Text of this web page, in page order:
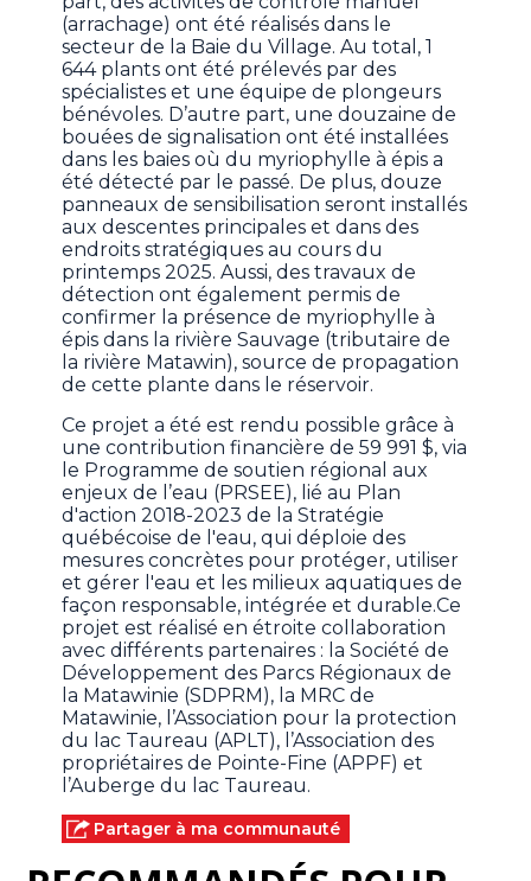
(arrachage) ont été réalisés dans le
secteur de la Baie du Village. Au total, 1
644 plants ont été prélevés par des
spécialistes et une équipe de plongeurs
bénévoles. D’autre part, une douzaine de
bouées de signalisation ont été installées
dans les baies où du myriophylle à épis a
été détecté par le passé. De plus, douze
panneaux de sensibilisation seront installés
aux descentes principales et dans des
endroits stratégiques au cours du
printemps 2025. Aussi, des travaux de
détection ont également permis de
confirmer la présence de myriophylle à
épis dans la rivière Sauvage (tributaire de
la rivière Matawin), source de propagation
de cette plante dans le réservoir.
Ce projet a été est rendu possible grâce à
une contribution financière de 59 991 $, via
le Programme de soutien régional aux
enjeux de l’eau (PRSEE), lié au Plan
d'action 2018-2023 de la Stratégie
québécoise de l'eau, qui déploie des
mesures concrètes pour protéger, utiliser
et gérer l'eau et les milieux aquatiques de
façon responsable, intégrée et durable.Ce
projet est réalisé en étroite collaboration
avec différents partenaires : la Société de
Développement des Parcs Régionaux de
la Matawinie (SDPRM), la MRC de
Matawinie, l’Association pour la protection
du lac Taureau (APLT), l’Association des
propriétaires de Pointe-Fine (APPF) et
l’Auberge du lac Taureau.
Partager à ma communauté